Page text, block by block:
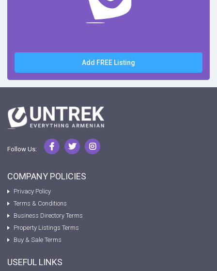
Add FREE Listing
Follow Us:
COMPANY POLICIES
Privacy Policy
Terms & Conditions
Business Directory Terms
Property Listings Terms
Buy & Sale Terms
USEFUL LINKS